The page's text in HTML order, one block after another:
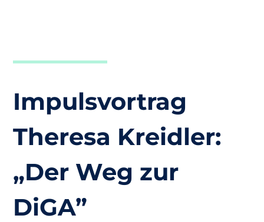
Impulsvortrag
Theresa Kreidler:
„Der Weg zur
DiGA”